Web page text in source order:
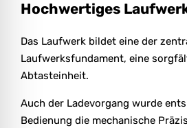
Hochwertiges
Das Laufwerk bildet eine der
Laufwerksfundament, eine
Abtasteinheit.
Auch der Ladevorgang wurde
Bedienung die mechanische